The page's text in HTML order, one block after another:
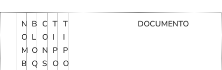
N
O
M
B
B
L
O
Q
C
O
N
S
T
I
P
O
T
I
P
O
DOCUMENTO